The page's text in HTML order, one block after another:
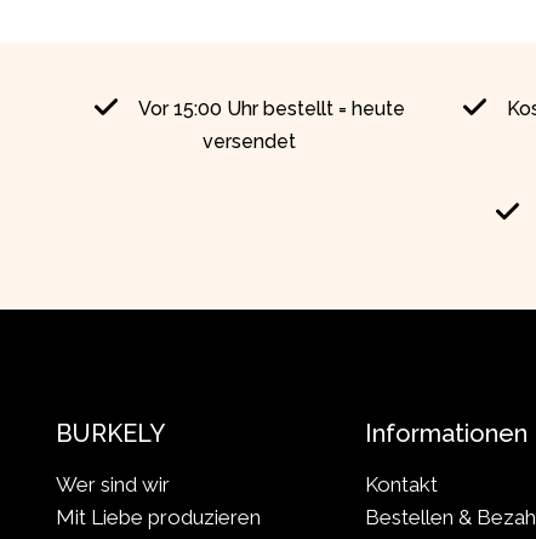
Vor 15:00 Uhr bestellt = heute
versendet
BURKELY
Wer sind wir
Mit Liebe produzieren
Informationen
Kontakt
Bestellen &